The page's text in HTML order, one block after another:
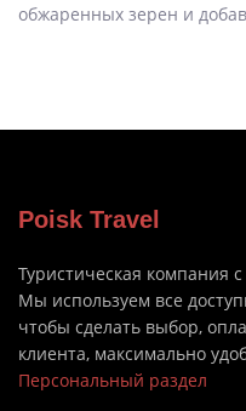
обжаренных зерен и
Poisk Travel
Туристическая компания
Мы используем все
чтобы сделать выбор,
клиента, максимально
Персональный раздел